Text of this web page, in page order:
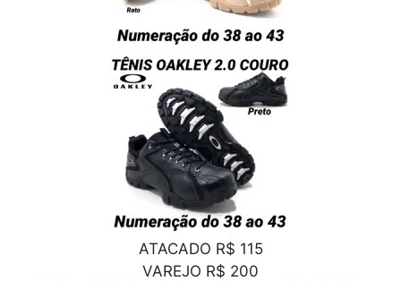
ATACADO R$ 115
VAREJO R$ 200